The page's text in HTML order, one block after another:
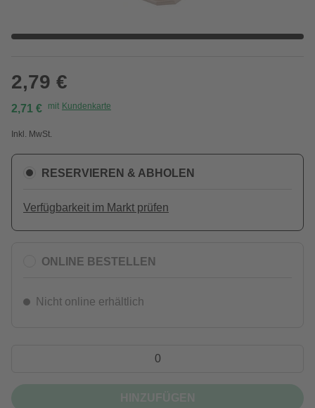
2,79 €
2,71 € mit Kundenkarte
Inkl. MwSt.
RESERVIEREN & ABHOLEN
Verfügbarkeit im Markt prüfen
ONLINE BESTELLEN
Nicht online erhältlich